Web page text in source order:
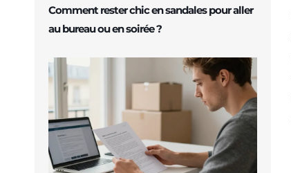
Comment rester chic en sandales pour aller
au bureau ou en soirée ?